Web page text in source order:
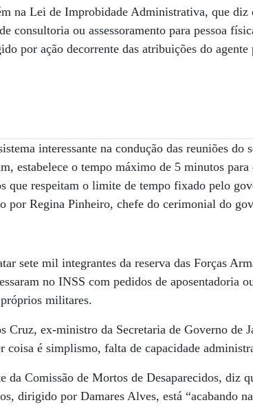
na Lei de Improbidade Administrativa, que diz
consultoria ou assessoramento para pessoa
por ação decorrente das atribuições do
interessante na condução das reuniões do
estabelece o tempo máximo de 5 minutos
que respeitam o limite de tempo fixado pelo
por Regina Pinheiro, chefe do cerimonial do
sete mil integrantes da reserva das Forças
no INSS com pedidos de aposentadoria
militares.
Cruz, ex-ministro da Secretaria de Governo de
coisa é simplismo, falta de capacidade
da Comissão de Mortos de Desaparecidos, diz
dirigido por Damares Alves, está “acabando